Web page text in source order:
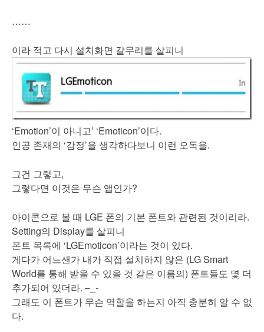
……
이라 적고 다시 설치화면 갈무리를 살피니
‘Emotion’이 아니고’ ‘Emoticon’이다.
인공 존재의 ‘감정’을 생각하다보니 이런 오독을.
그건 그렇고,
그렇다면 이것은 무슨 앱인가?
아이콘으로 볼 때 LGE 폰의 기본 폰트와 관련된 것이리라.
Setting의 Display를 살피니
폰트 목록에 ‘LGEmoticon’이라는 것이 있다.
게다가 어느샌가 내가 직접 설치하지 않은 (LG Smart
World를 통해 받을 수 있을 것 같은 이름의) 폰트들도 몇 더
추가되어 있더라. –_-
그래도 이 폰트가 무슨 역할을 하는지 아직 충분히 알 수 없
다.